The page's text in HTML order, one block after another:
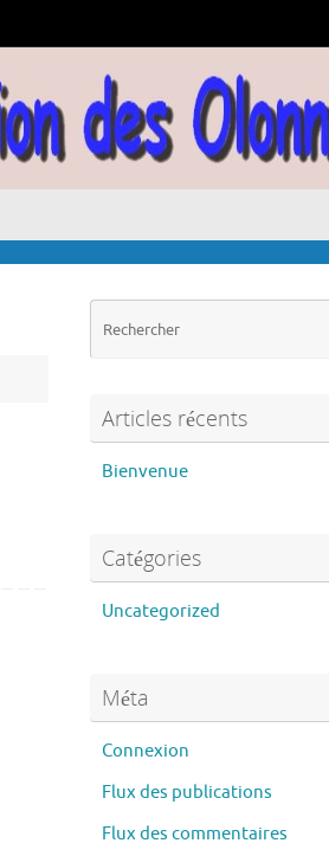
Articles récents
Bienvenue
Catégories
Uncategorized
Méta
Connexion
Flux des publications
Flux des commentaires